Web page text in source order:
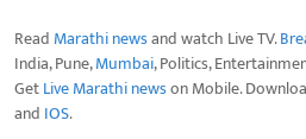
Read Marathi newsand watch Live TV.
India, Pune,Mumbai, Politics,
GetLive Marathi newson Mobile.
and IOS.